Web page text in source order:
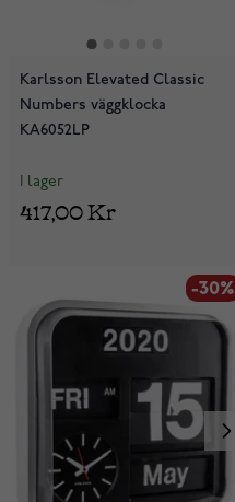
Karlsson Elevated Classic
Numbers väggklocka
KA6052LP
I lager
417,00 Kr
-30%